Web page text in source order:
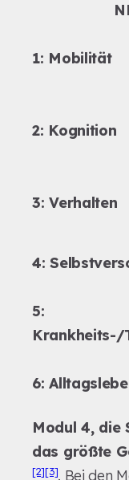
1: Mobilität
2: Kognition
3: Verhalten
4:
5:
Krankheits-/
6:
Modul 4, die
das größte
[2][3]. Bei den